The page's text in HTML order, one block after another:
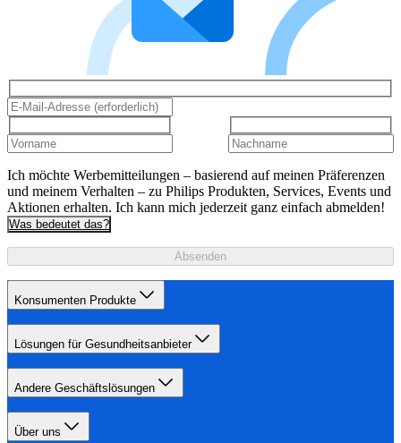
Ich möchte Werbemitteilungen – basierend auf meinen Präferenzen
und meinem Verhalten – zu Philips Produkten, Services, Events und
Aktionen erhalten. Ich kann mich jederzeit ganz einfach abmelden!
Was bedeutet das?
Absenden
Konsumenten Produkte
Lösungen für Gesundheitsanbieter
Andere Geschäftslösungen
Über uns